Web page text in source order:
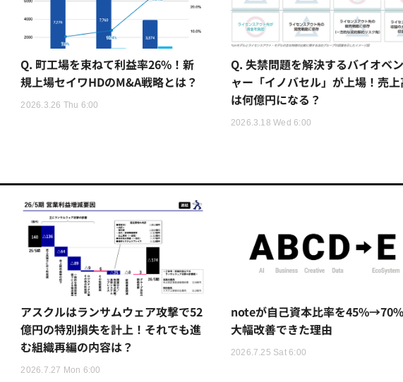
Q. 町工場を束ねて利益率26%！新
規上場セイワHDのM&A戦略とは？
2026.3.26 Thu 6:00
Q. 失禁問題を解決するバイオベ
ャー「イノバセル」が上場！売
は何億円になる？
2026.3.18 Wed 6:00
アスクルはランサムウェア攻撃で52
億円の特別損失を計上！それでも進
む組織再編の内容は？
2026.7.27 Mon 6:00
noteが自己資本比率を
大幅改善できた理由
2026.7.25 Sat 6:00